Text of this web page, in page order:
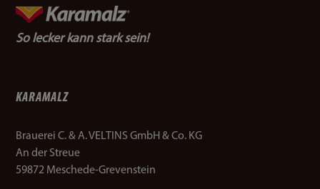
So lecker kann stark sein!
KARAMALZ
Brauerei C. & A. VELTINS GmbH & Co. KG
An der Streue
59872 Meschede-Grevenstein